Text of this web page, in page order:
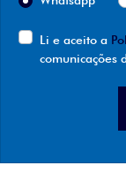
Li e aceito a
comunicações